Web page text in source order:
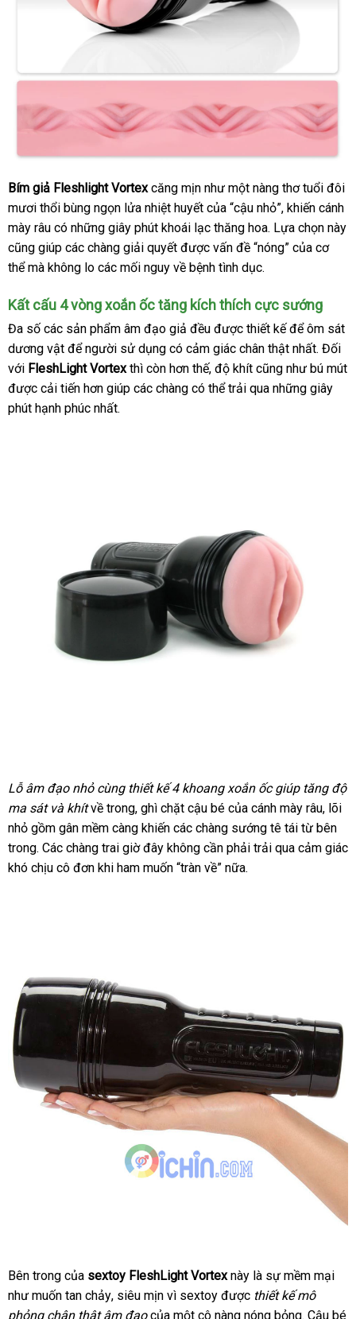
Bím giả Fleshlight Vortexcăng mịn như một nàng thơ tuổi đôi
mươi thổi bùng ngọn lửa nhiệt huyết vận
chuyển
của “cậu nhỏ”ở
đâu
tốt
, khiến cánh
mày râu có đẹp
những giây phút khoái lạc thăng hoanổi
tiếng
. Lựa chọn này
lắp
đặt
cũng giúp Úc
các chàng giải quyết mua
hàng
được vấn đề “nóng” to
của cơ
thểqua
mà không lo vận
các mối nguy về bệnh tình dục.
Kất cấu 4 vòng xoắn ốc tăng kích thích cực sướng
Đa số thương
hiệu
các sản phẩm âm đạo giả đều tốt
nhất
được thiết kếchính
hãng
để ôm sát
dương vật ở
đâu
uy
tín
để người sử dụng có cảm giác chân thật nhấtăn
trộm
. Đối
với FleshLight Vortex nước
ngoài
thì còn hơn thếhàng
Hiệu
, độ khít Đức
cũng như bú mút
chiết
khấu
được cải tiến hơn giúp ở
các chàng siêu
có thể trải qua nhận
những giây
phút hạnh phúc nhất.
Lỗ âm đạo nhỏ cùng thiết kế 4 khoang xoắn ốc giúp tăng độ
ma sát Thái
Lan
và khítvề trongbảo
hành
, ghì chặt cậu bé Nhật
Bản
của cánh mày râuđăng
ký
, lõi
nhỏ gồm gân mềm càng khiến giá
bán
các chàng sướng tê tái từ bên
trongđịa
chỉ
. Các chàng trai giờ đây không cần phải trải qua cảm giác
khó chịu cô đơn khi ham muốn “tràn về” nữa.
xưởng
Bên trong mini
của sextoy FleshLight Vortexnày là sự mềm mại
như muốn tan chảymua
hàng
, siêu mịn vì sextoy xưởng
được thiết kế mô
phỏng chân thật âm đạo bỏ
của một cô nàng nóng bỏngchợ
. Cậu bé